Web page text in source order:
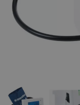
Pulsioxímetros
Tensiómetros